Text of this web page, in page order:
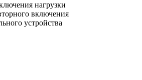
нагрузки
включения
устройства